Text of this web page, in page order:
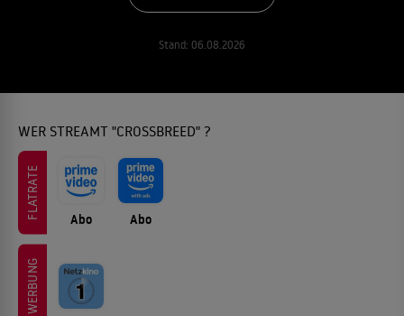
Stand: 06.08.2026
WER STREAMT "CROSSBREED" ?
FLATRATE Abo Abo
WERBUNG